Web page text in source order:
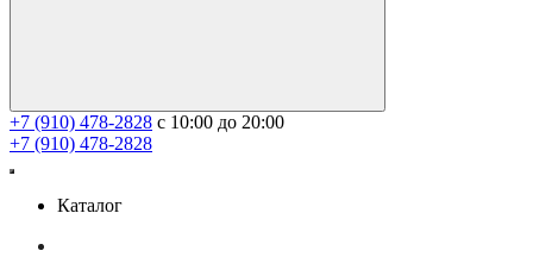
+7 (910) 478-2828 с 10:00 до 20:00
+7 (910) 478-2828
Каталог